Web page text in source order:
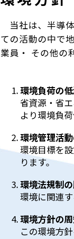
当社は、半導
ての活動の中で
業員・ その他の
環境負荷の
省資源・省
より環境負
環境管理活
環境目標を
ります。
環境法規制
環境に関連
環境方針の
この環境方